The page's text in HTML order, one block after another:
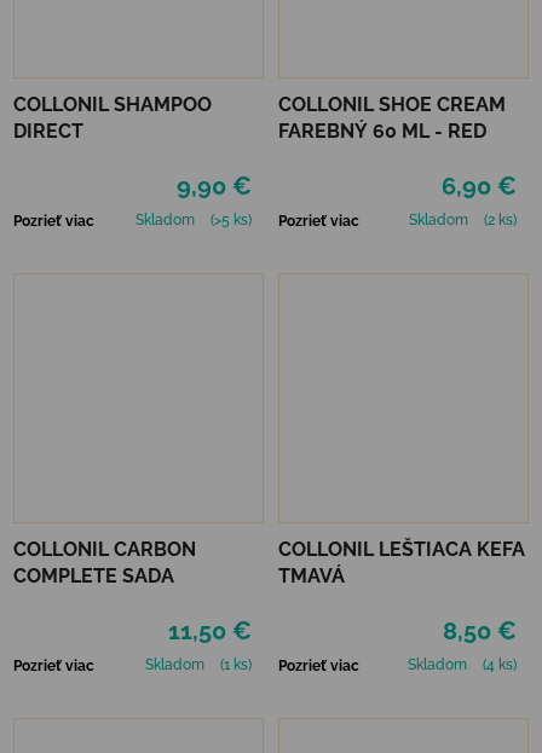
COLLONIL SHAMPOO
DIRECT
9,90 €
Pozrieť viac Skladom (>5 ks)
COLLONIL SHOE CREAM
FAREBNÝ 60 ML - RED
6,90 €
Pozrieť viac Skladom (2 ks)
COLLONIL CARBON
COMPLETE SADA
11,50 €
Pozrieť viac Skladom (1 ks)
COLLONIL LEŠTIACA KEFA
TMAVÁ
8,50 €
Pozrieť viac Skladom (4 ks)